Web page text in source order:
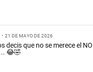
21 DE MAYO DE 2026
decis que no se merece el
😂🤣